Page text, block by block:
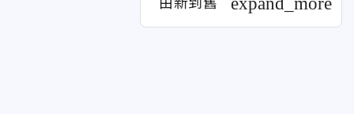
由新到舊